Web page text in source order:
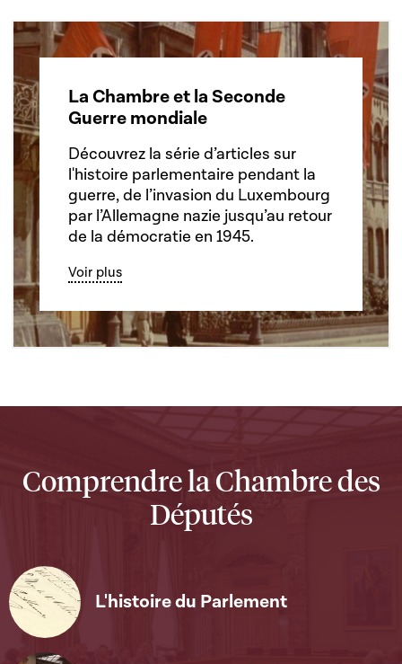
La Chambre et la Seconde
Guerre mondiale
Découvrez la série d’articles sur
l'histoire parlementaire pendant la
guerre, de l’invasion du Luxembourg
par l’Allemagne nazie jusqu’au retour
de la démocratie en 1945.
Voir plus
Comprendre la Chambre des
Députés
L'histoire du Parlement